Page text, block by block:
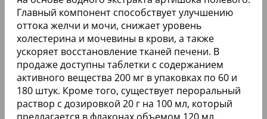
Главный компонент способствует улучшению
оттока желчи и мочи, снижает уровень
холестерина и мочевины в крови, а также
ускоряет восстановление тканей печени. В
продаже доступны таблетки с содержанием
активного вещества 200 мг в упаковках по 60 и
180 штук. Кроме того, существует пероральный
раствор с дозировкой 20 г на 100 мл, который
предлагается в флаконах объемом 120 мл.